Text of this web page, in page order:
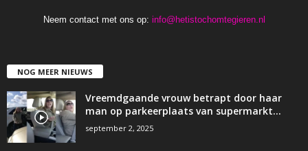
Neem contact met ons op: info@hetistochomtegieren.nl
NOG MEER NIEUWS
Vreemdgaande vrouw betrapt door haar
man op parkeerplaats van supermarkt…
september 2, 2025